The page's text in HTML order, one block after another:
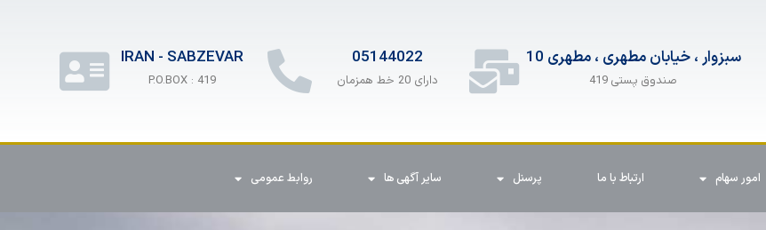
سبزوار ، خیابان مطهری ، مطهری 10
صندوق پستی 419
05144022
دارای 20 خط همزمان
IRAN - SABZEVAR
P.O.BOX : 419
امور سهام ارتباط با ما پرسنل سایر آگهی ها روابط عمومی